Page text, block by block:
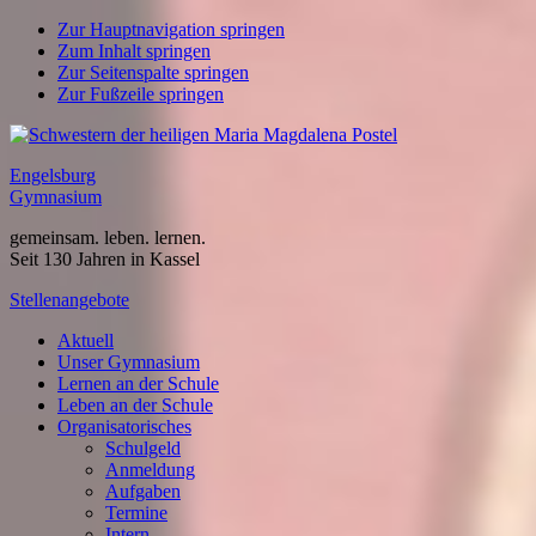
Zur Hauptnavigation springen
Zum Inhalt springen
Zur Seitenspalte springen
Zur Fußzeile springen
Engelsburg
Gymnasium
gemeinsam. leben. lernen.
Seit 130 Jahren in Kassel
Stellenangebote
Aktuell
Unser Gymnasium
Lernen an der Schule
Leben an der Schule
Organisatorisches
Schulgeld
Anmeldung
Aufgaben
Termine